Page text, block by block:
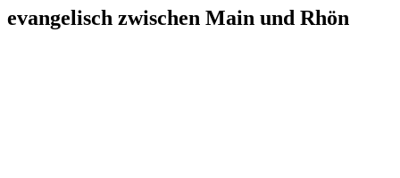
evangelisch zwischen Main und Rhön